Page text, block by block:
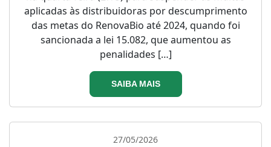
aplicadas às distribuidoras por descumprimento
das metas do RenovaBio até 2024, quando foi
sancionada a lei 15.082, que aumentou as
penalidades […]
SAIBA MAIS
27/05/2026